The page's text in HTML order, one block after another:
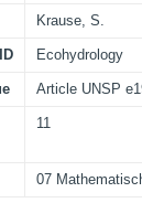
Krause, S.
Ecohydrology
Article UNSP
11
07